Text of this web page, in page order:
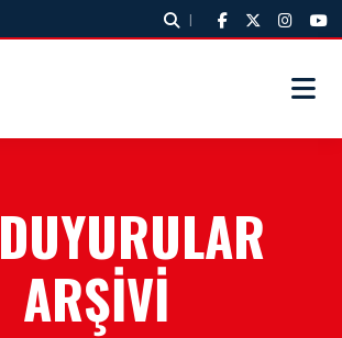
|
DUYURULAR
ARŞİVİ